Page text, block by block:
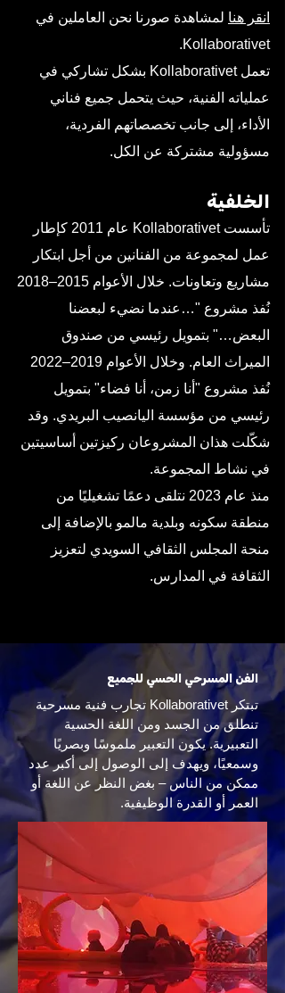
انقر هنا لمشاهدة صورنا نحن العاملين في
Kollaborativet.
تعمل Kollaborativet بشكل تشاركي في
عملياته الفنية، حيث يتحمل جميع فناني
الأداء، إلى جانب تخصصاتهم الفردية،
مسؤولية مشتركة عن الكل.
الخلفية
تأسست Kollaborativet عام 2011 كإطار
عمل لمجموعة من الفنانين من أجل ابتكار
مشاريع وتعاونات. خلال الأعوام 2015–2018
نُفذ مشروع "…عندما نضيء لبعضنا
البعض…" بتمويل رئيسي من صندوق
الميراث العام. وخلال الأعوام 2019–2022
نُفذ مشروع "أنا زمن، أنا فضاء" بتمويل
رئيسي من مؤسسة اليانصيب البريدي. وقد
شكّلت هذان المشروعان ركيزتين أساسيتين
في نشاط المجموعة.
منذ عام 2023 نتلقى دعمًا تشغيليًا من
منطقة سكونه وبلدية مالمو بالإضافة إلى
منحة المجلس الثقافي السويدي لتعزيز
الثقافة في المدارس.
الفن المسرحي الحسي للجميع
تبتكر Kollaborativet تجارب فنية مسرحية
تنطلق من الجسد ومن اللغة الحسية
التعبيرية. يكون التعبير ملموسًا وبصريًا
وسمعيًا، ويهدف إلى الوصول إلى أكبر عدد
ممكن من الناس – بغض النظر عن اللغة أو
العمر أو القدرة الوظيفية.